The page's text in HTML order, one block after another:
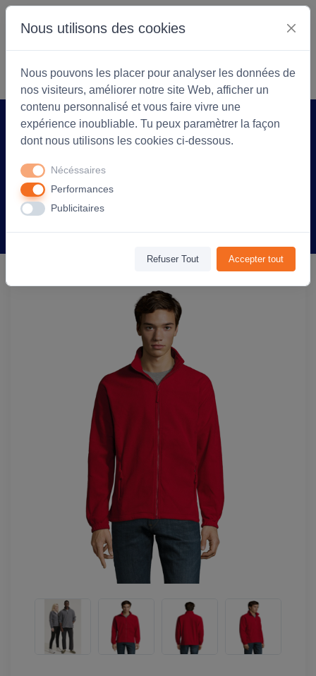
S'identifier Commencer
Accueil Coopérarock Produit
personnalisable Homme North - Rouge
Nous utilisons des cookies
Nous pouvons les placer pour analyser les données de
nos visiteurs, améliorer notre site Web, afficher un
contenu personnalisé et vous faire vivre une
expérience inoubliable. Tu peux paramètrer la façon
dont nous utilisons les cookies ci-dessous.
Nécéssaires
Performances
Publicitaires
Refuser Tout Accepter tout